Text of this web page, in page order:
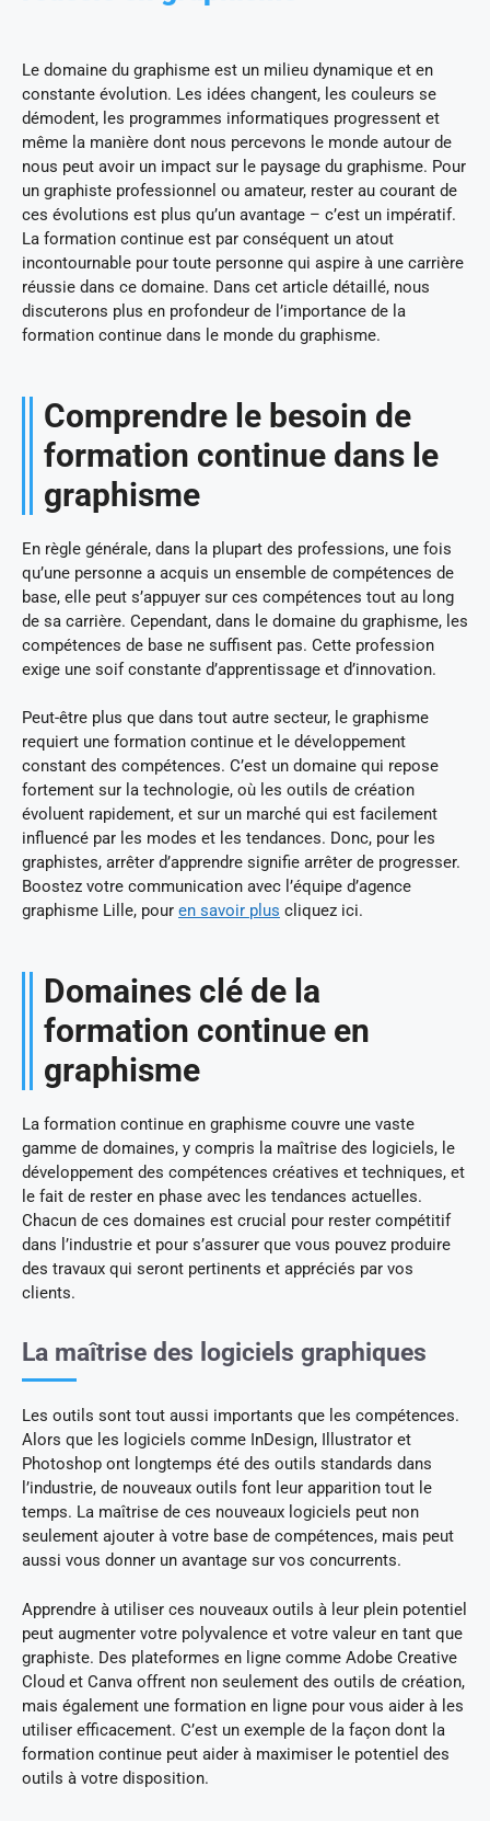
Le domaine du graphisme est un milieu dynamique et en
constante évolution. Les idées changent, les couleurs se
démodent, les programmes informatiques progressent et
même la manière dont nous percevons le monde autour de
nous peut avoir un impact sur le paysage du graphisme. Pour
un graphiste professionnel ou amateur, rester au courant de
ces évolutions est plus qu’un avantage – c’est un impératif.
La formation continue est par conséquent un atout
incontournable pour toute personne qui aspire à une carrière
réussie dans ce domaine. Dans cet article détaillé, nous
discuterons plus en profondeur de l’importance de la
formation continue dans le monde du graphisme.
Comprendre le besoin de
formation continue dans le
graphisme
En règle générale, dans la plupart des professions, une fois
qu’une personne a acquis un ensemble de compétences de
base, elle peut s’appuyer sur ces compétences tout au long
de sa carrière. Cependant, dans le domaine du graphisme, les
compétences de base ne suffisent pas. Cette profession
exige une soif constante d’apprentissage et d’innovation.
Peut-être plus que dans tout autre secteur, le graphisme
requiert une formation continue et le développement
constant des compétences. C’est un domaine qui repose
fortement sur la technologie, où les outils de création
évoluent rapidement, et sur un marché qui est facilement
influencé par les modes et les tendances. Donc, pour les
graphistes, arrêter d’apprendre signifie arrêter de progresser.
Boostez votre communication avec l’équipe d’agence
graphisme Lille, pour en savoir plus cliquez ici.
Domaines clé de la
formation continue en
graphisme
La formation continue en graphisme couvre une vaste
gamme de domaines, y compris la maîtrise des logiciels, le
développement des compétences créatives et techniques, et
le fait de rester en phase avec les tendances actuelles.
Chacun de ces domaines est crucial pour rester compétitif
dans l’industrie et pour s’assurer que vous pouvez produire
des travaux qui seront pertinents et appréciés par vos
clients.
La maîtrise des logiciels graphiques
Les outils sont tout aussi importants que les compétences.
Alors que les logiciels comme InDesign, Illustrator et
Photoshop ont longtemps été des outils standards dans
l’industrie, de nouveaux outils font leur apparition tout le
temps. La maîtrise de ces nouveaux logiciels peut non
seulement ajouter à votre base de compétences, mais peut
aussi vous donner un avantage sur vos concurrents.
Apprendre à utiliser ces nouveaux outils à leur plein potentiel
peut augmenter votre polyvalence et votre valeur en tant que
graphiste. Des plateformes en ligne comme Adobe Creative
Cloud et Canva offrent non seulement des outils de création,
mais également une formation en ligne pour vous aider à les
utiliser efficacement. C’est un exemple de la façon dont la
formation continue peut aider à maximiser le potentiel des
outils à votre disposition.